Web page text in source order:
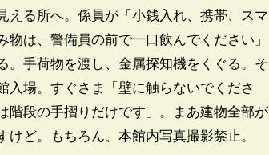
える所へ。係員が「小銭入れ、携帯、スマ
は、警備員の前で一口飲んでください」
。手荷物を渡し、金属探知機をくぐる。そ
入場。すぐさま「壁に触らないでくださ
階段の手摺りだけです」。まあ建物全部が
ど。もちろん、本館内写真撮影禁止。